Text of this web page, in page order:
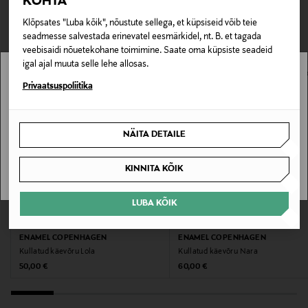
Klõpsates "Luba kõik", nõustute sellega, et küpsiseid võib teie
seadmesse salvestada erinevatel eesmärkidel, nt. B. et tagada
veebisaidi nõuetekohane toimimine. Saate oma küpsiste seadeid
igal ajal muuta selle lehe allosas.
Privaatsuspoliitika
NÄITA DETAILE
KINNITA KÕIK
LUBA KÕIK
Tootenumber
178074117
Materjal
Hooldusjuhendid
Pühkige pehme lapiga. Vältige kokkupuudet
tugevatoimeliste kemikaalide ja parfüümidega
Värv
CITRUS SKY
One size
0,00 € – 4,90 €
TEISED KLIENDID
VAATASID KA
ENAMEL COPENHAGEN
Kullatud käevõru Lola
Original Price
50,00 €
ENAMEL COPENHAGEN
Kullatud käevõru Nara
Original Price
60,00 €
Stockmann pole Sinu riigis saadaval.
SAAN ARU